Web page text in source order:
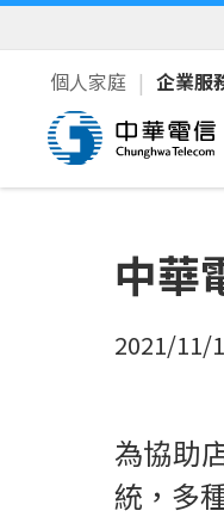
個人家庭 企業服
中華
2021/11/
為協助
統，多